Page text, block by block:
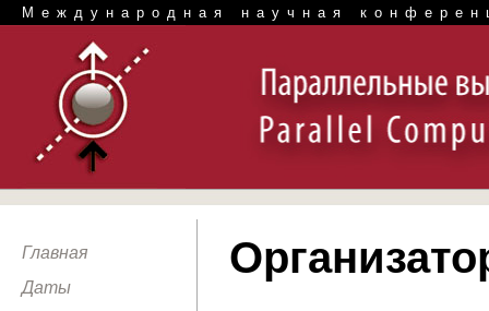
Международная научная
Главная
Даты